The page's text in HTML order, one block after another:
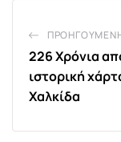
226 Χρόνια
ιστορική
Χαλκίδα